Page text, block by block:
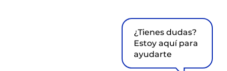
¿Tienes dudas?
Estoy aquí para
ayudarte